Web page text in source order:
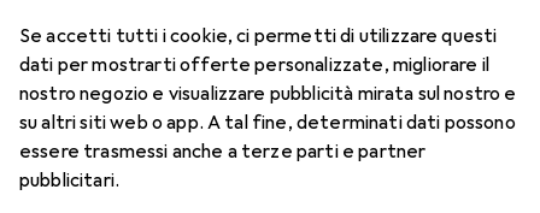
Se accetti tutti i cookie, ci permetti di utilizzare questi
dati per mostrarti offerte personalizzate, migliorare il
nostro negozio e visualizzare pubblicità mirata sul nostro e
su altri siti web o app. A tal fine, determinati dati possono
essere trasmessi anche a terze parti e partner
pubblicitari.
-1.5, Obiettivo mensile, 6 pz., Torico
Prezzo in EUR IVA incl.